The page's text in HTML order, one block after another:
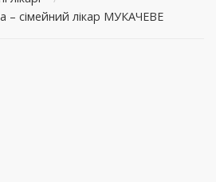
– сімейний лікар МУКАЧЕВЕ